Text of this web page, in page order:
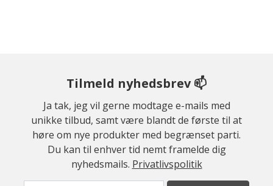
Tilmeld nyhedsbrev 📫
Ja tak, jeg vil gerne modtage e-mails med
unikke tilbud, samt være blandt de første til at
høre om nye produkter med begrænset parti.
Du kan til enhver tid nemt framelde dig
nyhedsmails. Privatlivspolitik